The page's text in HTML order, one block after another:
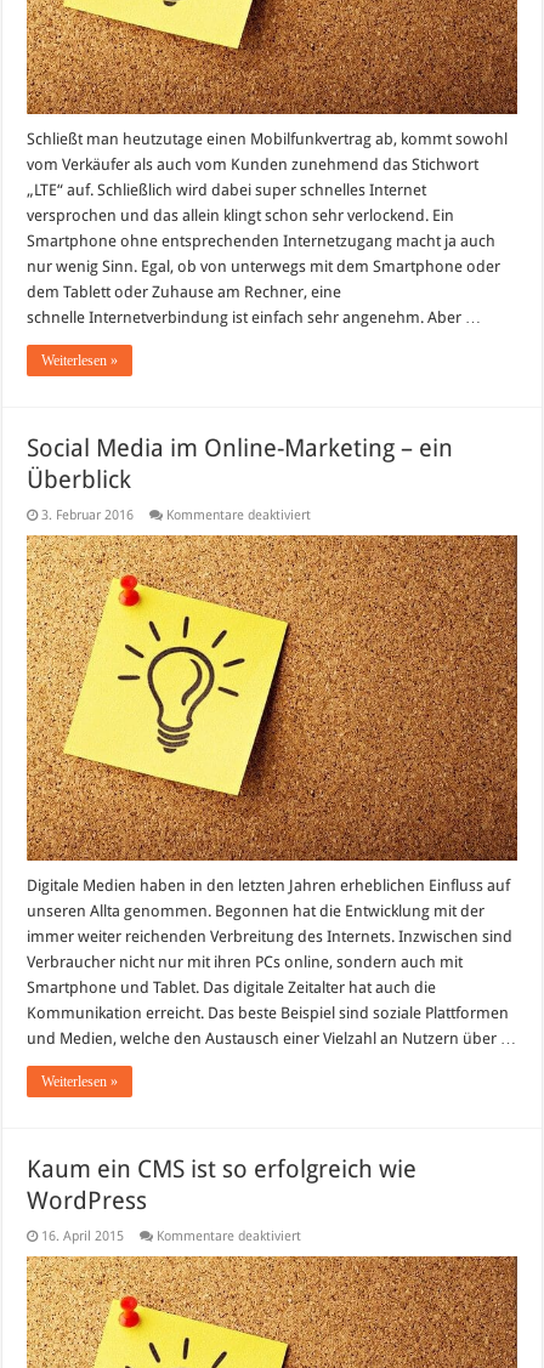
Schließt man heutzutage einen Mobilfunkvertrag ab, kommt sowohl
vom Verkäufer als auch vom Kunden zunehmend das Stichwort
„LTE“ auf. Schließlich wird dabei super schnelles Internet
versprochen und das allein klingt schon sehr verlockend. Ein
Smartphone ohne entsprechenden Internetzugang macht ja auch
nur wenig Sinn. Egal, ob von unterwegs mit dem Smartphone oder
dem Tablett oder Zuhause am Rechner, eine
schnelle Internetverbindung ist einfach sehr angenehm. Aber …
Weiterlesen »
Social Media im Online-Marketing – ein
Überblick
3. Februar 2016 Kommentare deaktiviertfür
Media
im
Online-
Marketing
–
ein
Überblick
Digitale Medien haben in den letzten Jahren erheblichen Einfluss auf
unseren Allta genommen. Begonnen hat die Entwicklung mit der
immer weiter reichenden Verbreitung des Internets. Inzwischen sind
Verbraucher nicht nur mit ihren PCs online, sondern auch mit
Smartphone und Tablet. Das digitale Zeitalter hat auch die
Kommunikation erreicht. Das beste Beispiel sind soziale Plattformen
und Medien, welche den Austausch einer Vielzahl an Nutzern über …
Weiterlesen »
Kaum ein CMS ist so erfolgreich wie
WordPress
16. April 2015 Kommentare deaktiviertfür
ein
CMS
ist
so
erfolgreich
wie
WordPress